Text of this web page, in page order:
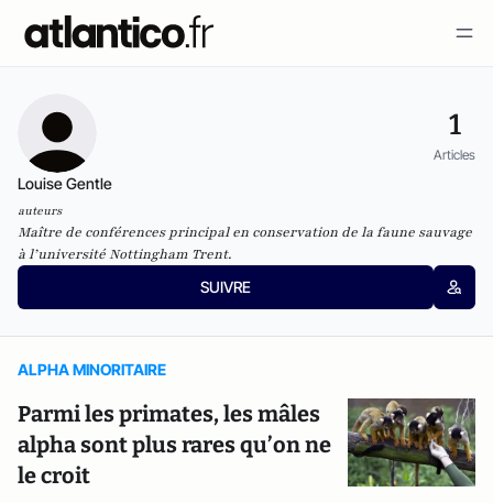
1
Articles
Louise Gentle
auteurs
Maître de conférences principal en conservation de la faune sauvage
à l’université Nottingham Trent.
SUIVRE
ALPHA MINORITAIRE
Parmi les primates, les mâles
alpha sont plus rares qu’on ne
le croit